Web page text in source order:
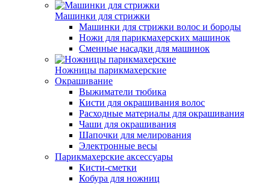
Машинки для стрижки
Машинки для стрижки волос и бороды
Ножи для парикмахерских машинок
Сменные насадки для машинок
Ножницы парикмахерские
Окрашивание
Выжиматели тюбика
Кисти для окрашивания волос
Расходные материалы для окрашивания
Чаши для окрашивания
Шапочки для мелирования
Электронные весы
Парикмахерские аксессуары
Кисти-сметки
Кобура для ножниц